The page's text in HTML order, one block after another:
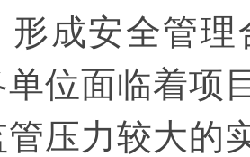
形成安全管
位面临着项
管压力较大的